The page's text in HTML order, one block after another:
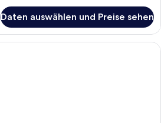
Daten auswählen und Preise sehen
Ein Schlafzimmer mit einem großen